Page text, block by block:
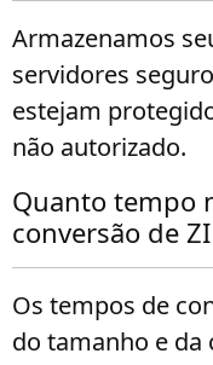
Armazenamos
servidores
estejam
não autorizado.
Quanto tempo
conversão de
Os tempos de
do tamanho e da